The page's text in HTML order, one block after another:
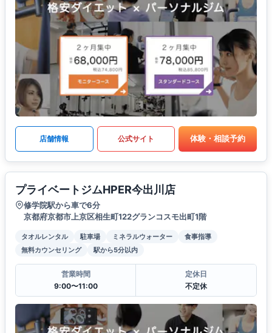
店舗情報 公式サイト 体験・相談予約
プライベートジムHPER今出川店
修学院駅から車で6分
京都府京都市上京区相生町122グランコスモ出町1階
タオルレンタル 駐車場 ミネラルウォーター
食事指導
無料カウンセリング
駅から5分以内
営業時間
9:00〜11:00
定休日
不定休